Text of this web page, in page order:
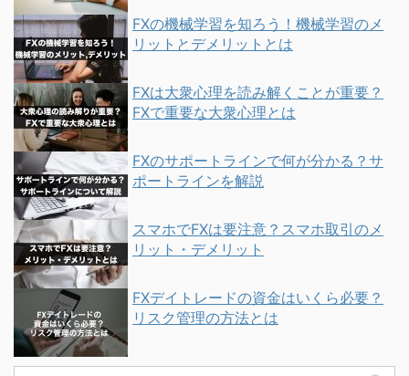
FXの機械学習を知ろう！機械学習のメ
リットとデメリットとは
FXは大衆心理を読み解くことが重要？
FXで重要な大衆心理とは
FXのサポートラインで何が分かる？サ
ポートラインを解説
スマホでFXは要注意？スマホ取引のメ
リット・デメリット
FXデイトレードの資金はいくら必要？
リスク管理の方法とは